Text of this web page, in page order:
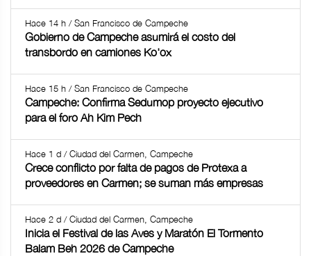
Hace 14 h / San Francisco de Campeche
Gobierno de Campeche asumirá el costo del
transbordo en camiones Ko'ox
Hace 15 h / San Francisco de Campeche
Campeche: Confirma Sedumop proyecto ejecutivo
para el foro Ah Kim Pech
Hace 1 d / Ciudad del Carmen, Campeche
Crece conflicto por falta de pagos de Protexa a
proveedores en Carmen; se suman más empresas
Hace 2 d / Ciudad del Carmen, Campeche
Inicia el Festival de las Aves y Maratón El Tormento
Balam Beh 2026 de Campeche